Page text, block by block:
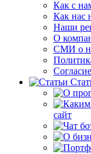
Как с
Как нас
Наши
О
СМИ о
сайт